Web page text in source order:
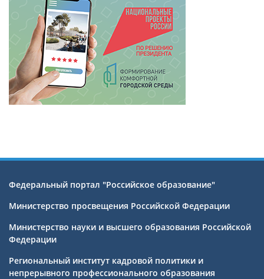
Федеральный портал "Российское образование"
Министерство просвещения Российской Федерации
Министерство науки и высшего образования Российской
Федерации
Региональный институт кадровой политики и
непрерывного профессионального образования